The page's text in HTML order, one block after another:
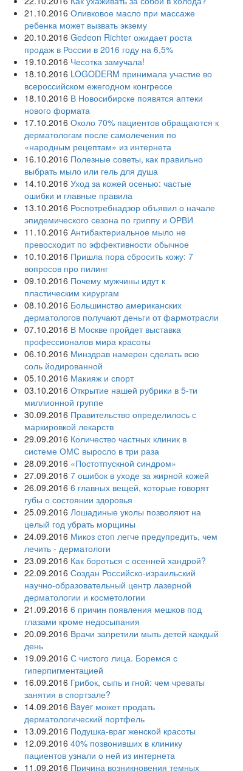
21.10.2016 Оливковое масло при массаже
ребенка может вызвать экзему
20.10.2016 Gedeon Richter ожидает роста
продаж в России в 2016 году на 6,5%
19.10.2016 Чесотка замучала!
18.10.2016 LOGODERM принимала участие во
всероссийском ежегодном конгрессе
18.10.2016 В Новосибирске появятся аптеки
нового формата
17.10.2016 Около 70% пациентов обращаются к
дерматологам после самолечения по
«народным рецептам» из интернета
16.10.2016 Полезные советы, как правильно
выбрать мыло или гель для душа
14.10.2016 Уход за кожей осенью: частые
ошибки и главные правила
13.10.2016 Роспотребнадзор объявил о начале
эпидемического сезона по гриппу и ОРВИ
11.10.2016 Антибактериальное мыло не
превосходит по эффективности обычное
10.10.2016 Пришла пора сбросить кожу: 7
вопросов про пилинг
09.10.2016 Почему мужчины идут к
пластическим хирургам
08.10.2016 Большинство американских
дерматологов получают деньги от фармотрасли
07.10.2016 В Москве пройдет выставка
профессионалов мира красоты
06.10.2016 Минздрав намерен сделать всю
соль йодированной
05.10.2016 Макияж и спорт
03.10.2016 Открытие нашей рубрики в 5-ти
миллионной группе
30.09.2016 Правительство определилось с
маркировкой лекарств
29.09.2016 Количество частных клиник в
системе ОМС выросло в три раза
28.09.2016 «Постотпускной синдром»
27.09.2016 7 ошибок в уходе за жирной кожей
26.09.2016 6 главных вещей, которые говорят
губы о состоянии здоровья
25.09.2016 Лошадиные уколы позволяют на
целый год убрать морщины
24.09.2016 Микоз стоп легче предупредить, чем
лечить - дерматологи
23.09.2016 Как бороться с осенней хандрой?
22.09.2016 Создан Российско-израильский
научно-образовательный центр лазерной
дерматологии и косметологии
21.09.2016 6 причин появления мешков под
глазами кроме недосыпания
20.09.2016 Врачи запретили мыть детей каждый
день
19.09.2016 С чистого лица. Боремся с
гиперпигментацией
16.09.2016 Грибок, сыпь и гной: чем чреваты
занятия в спортзале?
14.09.2016 Bayer может продать
дерматологический портфель
13.09.2016 Подушка-враг женской красоты
12.09.2016 40% позвонивших в клинику
пациентов узнали о ней из интернета
11.09.2016 Причина возникновения темных